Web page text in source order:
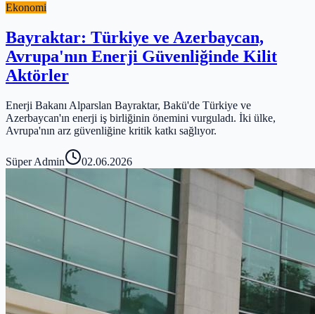
Ekonomi
Bayraktar: Türkiye ve Azerbaycan,
Avrupa'nın Enerji Güvenliğinde Kilit
Aktörler
Enerji Bakanı Alparslan Bayraktar, Bakü'de Türkiye ve
Azerbaycan'ın enerji iş birliğinin önemini vurguladı. İki ülke,
Avrupa'nın arz güvenliğine kritik katkı sağlıyor.
Süper Admin 02.06.2026